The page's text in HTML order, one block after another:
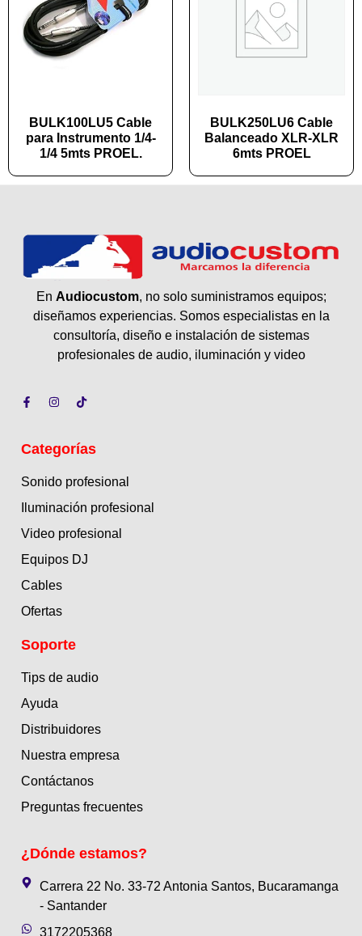
BULK100LU5 Cable
para Instrumento 1/4-
1/4 5mts PROEL.
BULK250LU6 Cable
Balanceado XLR-XLR
6mts PROEL
En Audiocustom, no solo suministramos equipos;
diseñamos experiencias. Somos especialistas en la
consultoría, diseño e instalación de sistemas
profesionales de audio, iluminación y video
Categorías
Sonido profesional
Iluminación profesional
Video profesional
Equipos DJ
Cables
Ofertas
Soporte
Tips de audio
Ayuda
Distribuidores
Nuestra empresa
Contáctanos
Preguntas frecuentes
¿Dónde estamos?
Carrera 22 No. 33-72 Antonia Santos, Bucaramanga
- Santander
3172205368